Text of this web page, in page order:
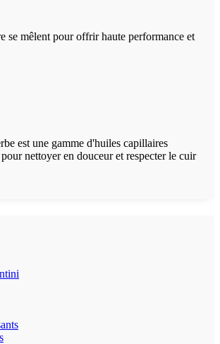
se mêlent pour offrir haute performance et
est une gamme d'huiles capillaires
nettoyer en douceur et respecter le cuir